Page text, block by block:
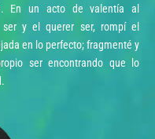
En un acto de valentía al
y el querer ser, rompí el
en lo perfecto; fragmenté y
ser encontrando que lo